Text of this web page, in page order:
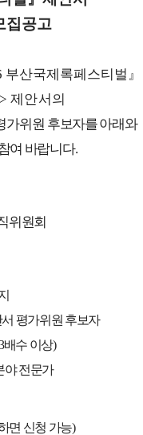
집공고
부산국제록페스티벌 』
> 제안서의
가위원 후보자를 아래와
여 바랍니다.
위원회
평가위원 후보자
배수 이상)
야 전문가
면 신청 가능)